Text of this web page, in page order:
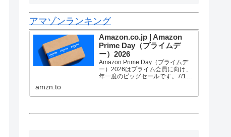
アマゾンランキング
Amazon.co.jp | Amazon
Prime Day（プライムデ
ー）2026
Amazon Prime Day（プライムデ
ー）2026はプライム会員に向け、
年一度のビッグセールです。7/10
ら数多くのお買得商品が96時間に
amzn.to